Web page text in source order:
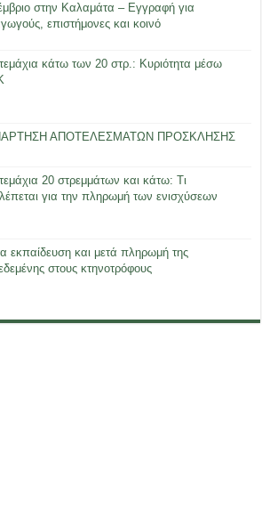
στην Καλαμάτα – Εγγραφή για
επιστήμονες και κοινό
κάτω των 20 στρ.: Κυριότητα μέσω
ΑΠΟΤΕΛΕΣΜΑΤΩΝ ΠΡΟΣΚΛΗΣΗΣ
20 στρεμμάτων και κάτω: Τι
για την πληρωμή των ενισχύσεων
εκπαίδευση και μετά πληρωμή της
στους κτηνοτρόφους